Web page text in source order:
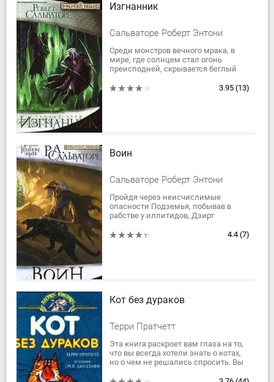
Изгнанник
Сальваторе Роберт Энтони
Среди монстров вечного мрака, в
мире, где солнцем стал огонь
преисподней, скрывается беглый
просто охотник, чья цель - выжить
3.95 (13)
Воин
Сальваторе Роберт Энтони
Пройдя через неисчислимые
опасности Подземья, побывав в
рабстве у иллитидов, Дзирт
достигает поверхности Забытых4.4 (7)
Кот без дураков
Терри Пратчетт
Эта книга раскроет вам глаза на то,
что вы всегда хотели знать о котах,
но о чем не решались спросить. Вы